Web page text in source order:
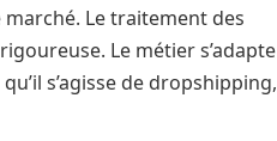
Le traitement des
Le métier s’adapte
s’agisse de dropshipping,